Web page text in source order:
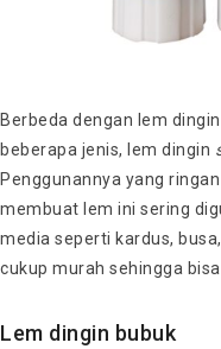
Berbeda dengan lem
beberapa jenis, lem dingin
Penggunannya yang
membuat lem ini sering
media seperti kardus,
cukup murah sehingga
Lem dingin bubuk